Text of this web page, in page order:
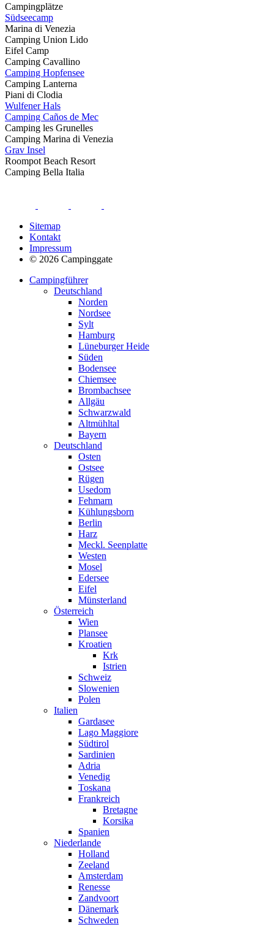
Campingplätze
Südseecamp
Marina di Venezia
Camping Union Lido
Eifel Camp
Camping Cavallino
Camping Hopfensee
Camping Lanterna
Piani di Clodia
Wulfener Hals
Camping Caños de Mec
Camping les Grunelles
Camping Marina di Venezia
Grav Insel
Roompot Beach Resort
Camping Bella Italia
Sitemap
Kontakt
Impressum
© 2026 Campinggate
Campingführer
Deutschland
Norden
Nordsee
Sylt
Hamburg
Lüneburger Heide
Süden
Bodensee
Chiemsee
Brombachsee
Allgäu
Schwarzwald
Altmühltal
Bayern
Deutschland
Osten
Ostsee
Rügen
Usedom
Fehmarn
Kühlungsborn
Berlin
Harz
Meckl. Seenplatte
Westen
Mosel
Edersee
Eifel
Münsterland
Österreich
Wien
Plansee
Kroatien
Krk
Istrien
Schweiz
Slowenien
Polen
Italien
Gardasee
Lago Maggiore
Südtirol
Sardinien
Adria
Venedig
Toskana
Frankreich
Bretagne
Korsika
Spanien
Niederlande
Holland
Zeeland
Amsterdam
Renesse
Zandvoort
Dänemark
Schweden